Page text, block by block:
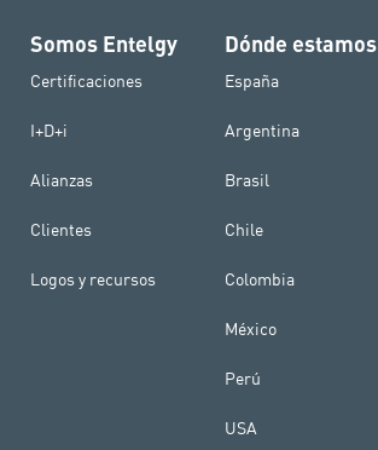
Somos Entelgy
Certificaciones
I+D+i
Alianzas
Clientes
Logos y recursos
Dónde estamos
España
Argentina
Brasil
Chile
Colombia
México
Perú
USA